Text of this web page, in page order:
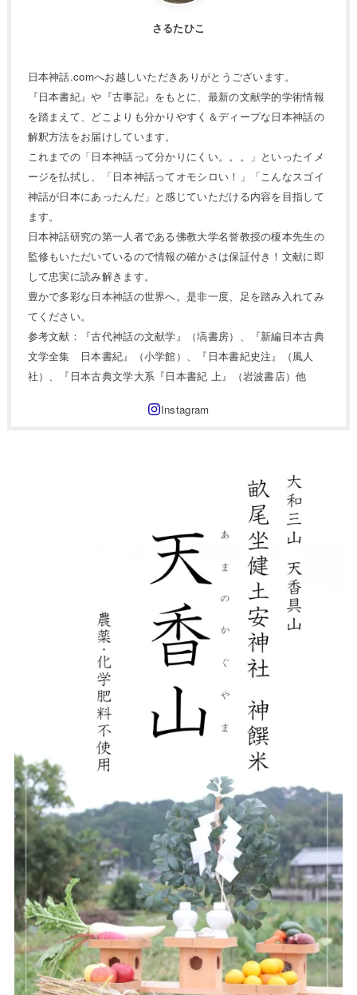
さるたひこ
日本神話.comへお越しいただきありがとうございます。
『日本書紀』や『古事記』をもとに、最新の文献学的学術情報
を踏まえて、どこよりも分かりやすく＆ディープな日本神話の
解釈方法をお届けしています。
これまでの「日本神話って分かりにくい。。。」といったイメ
ージを払拭し、「日本神話ってオモシロい！」「こんなスゴイ
神話が日本にあったんだ」と感じていただける内容を目指して
ます。
日本神話研究の第一人者である佛教大学名誉教授の榎本先生の
監修もいただいているので情報の確かさは保証付き！文献に即
して忠実に読み解きます。
豊かで多彩な日本神話の世界へ。是非一度、足を踏み入れてみ
てください。
参考文献：『古代神話の文献学』（塙書房）、『新編日本古典
文学全集 日本書紀』（小学館）、『日本書紀史注』（風人
社）、『日本古典文学大系『日本書紀 上』（岩波書店）他